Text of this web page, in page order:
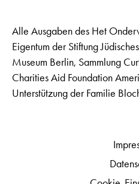
Alle Ausgaben des Het
Eigentum der Stiftung
Museum Berlin, Sammlung
Charities Aid Foundation
Unterstützung der Familie